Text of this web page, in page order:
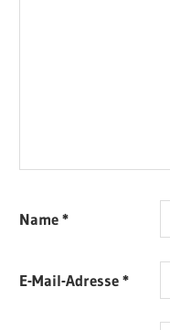
Name*
E-Mail-Adresse*